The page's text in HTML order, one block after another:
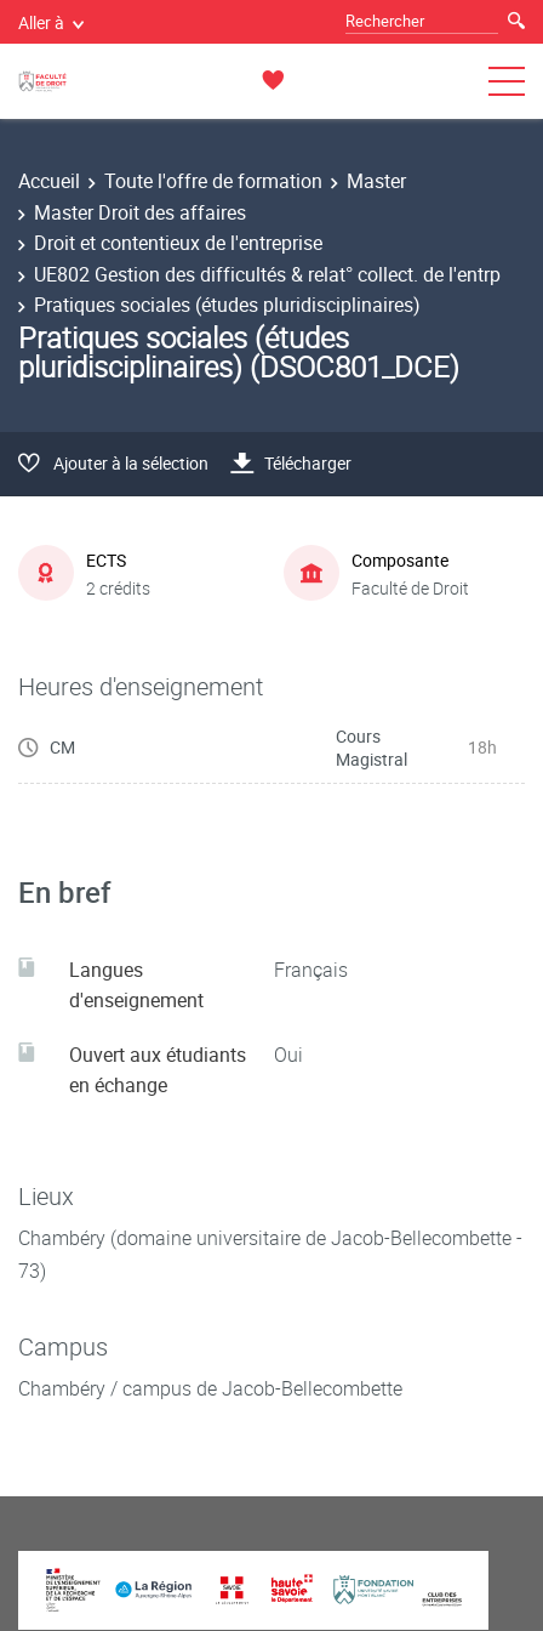
Aller à
Accueil Toute l'offre de formation
Master
Master Droit des affaires
Droit et contentieux de l'entreprise
UE802 Gestion des difficultés & relat° collect. de l'entrp
Pratiques sociales (études pluridisciplinaires)
Pratiques sociales (études
pluridisciplinaires) (DSOC801_DCE)
Ajouter à la sélection Télécharger
ECTS
2 crédits
Composante
Faculté de Droit
Heures d'enseignement
CM
Cours
Magistral
18h
En bref
Langues
d'enseignement
Français
Ouvert aux étudiants
en échange
Oui
Lieux
Chambéry (domaine universitaire de Jacob-Bellecombette -
73)
Campus
Chambéry / campus de Jacob-Bellecombette